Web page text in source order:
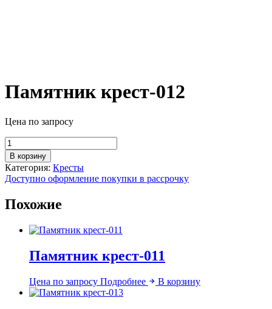
Памятник крест-012
Цена по запросу
Количество
товара
Памятник
крест-012
В корзину
Категория: Кресты
Доступно оформление покупки в рассрочку
Похожие
Памятник крест-011
Цена по запросу Подробнее В корзину